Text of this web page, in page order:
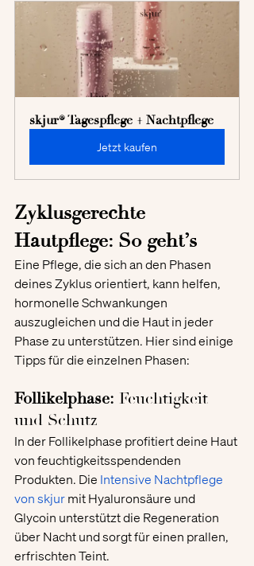
skjur® Tagespflege + Nachtpflege
Jetzt kaufen
Zyklusgerechte
Hautpflege: So geht’s
Eine Pflege, die sich an den Phasen
deines Zyklus orientiert, kann helfen,
hormonelle Schwankungen
auszugleichen und die Haut in jeder
Phase zu unterstützen. Hier sind einige
Tipps für die einzelnen Phasen:
Follikelphase: Feuchtigkeit
und Schutz
In der Follikelphase profitiert deine Haut
von feuchtigkeitsspendenden
Produkten. Die Intensive Nachtpflege
von skjur mit Hyaluronsäure und
Glycoin unterstützt die Regeneration
über Nacht und sorgt für einen prallen,
erfrischten Teint.